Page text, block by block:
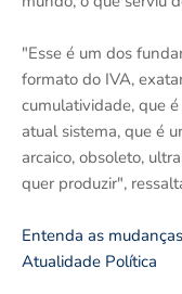
"Esse é um dos
formato do IVA,
cumulatividade, que
atual sistema, que é
arcaico, obsoleto,
quer produzir",
Entenda as
Atualidade Política